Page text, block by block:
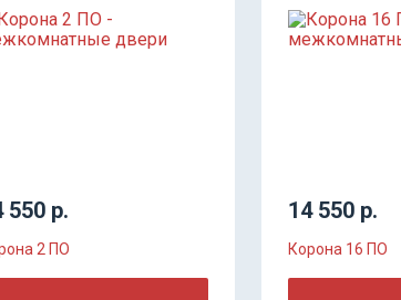
550 р.
2 ПО
14 550 р.
Корона 16 ПО